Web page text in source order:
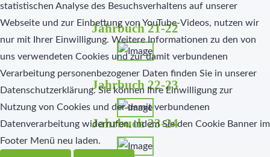
Jahrbuch 21-22
Jahrbuch 22-23
Jahrbuch 23-24
statistischen Analyse des Besuchsverhaltens auf unserer
Webseite und zur Einbettung von YouTube-Videos, nutzen wir
nur mit Ihrer Einwilligung. Weitere Informationen zu den von
uns verwendeten Cookies und zur damit verbundenen
Verarbeitung personenbezogener Daten finden Sie in unserer
Datenschutzerklärung. Sie können Ihre Einwilligung zur
Nutzung von Cookies und der damit verbundenen
Datenverarbeitung widerrufen, indem Sie den Cookie Banner im
Footer Menü neu laden.